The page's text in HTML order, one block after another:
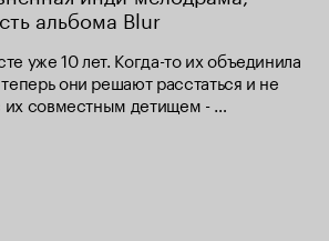
альбома Blur
уже 10 лет. Когда-то их объединила
они решают расстаться и не
их совместным детищем -
Похоже, ни Натали, ни Лиам не
другу.